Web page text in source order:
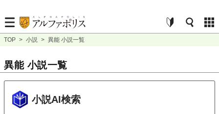
TOP > 小説 > 異能 小説一覧
異能 小説一覧
小説AI検索